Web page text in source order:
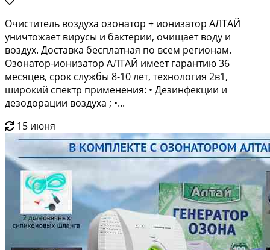
Очиститель воздуха озонатор + ионизатор АЛТАЙ
уничтожает вирусы и бактерии, очищает воду и
воздух. Доставка бесплатная по всем регионам.
Озонатор-ионизатор АЛТАЙ имеет гарантию 36
месяцев, срок службы 8-10 лет, технология 2в1,
широкий спектр применения: • Дезинфекции и
дезодорации воздуха ; •...
15 июня